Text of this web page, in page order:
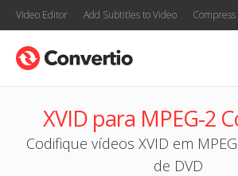
Video Editor Add Subtitles to Video
XVID para MPEG-2
Codifique vídeos XVID em
de DVD